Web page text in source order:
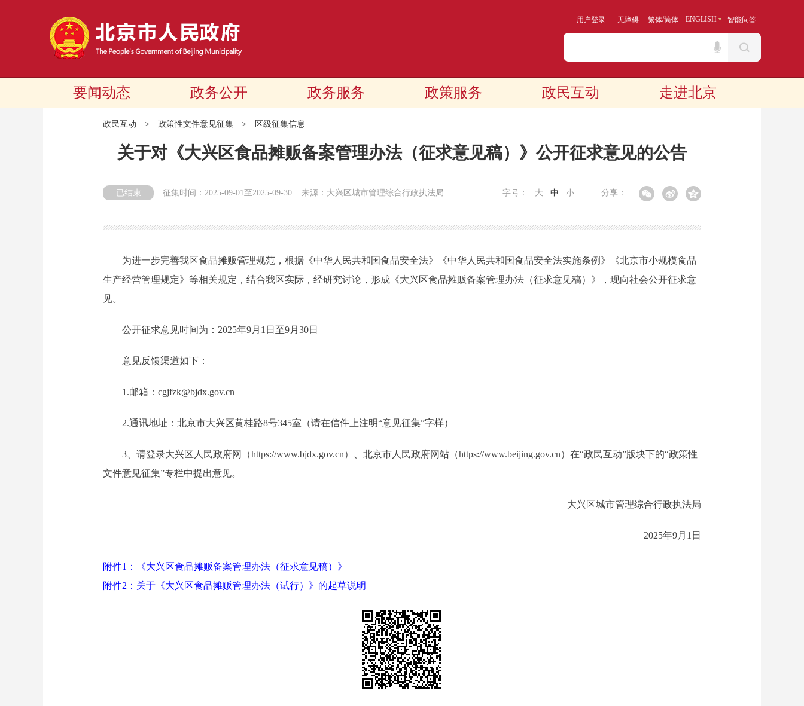
用户登录 无障碍 繁体/简体 ENGLISH 智能问答
要闻动态 政务公开 政务服务 政策服务 政民互动 走进北京
政民互动 > 政策性文件意见征集 > 区级征集信息
关于对《大兴区食品摊贩备案管理办法（征求意见稿）》公开征求意见的公告
已结束 征集时间： 2025-09-01至2025-09-30 来源：大兴区城市管理综合行政执法局 分享：
字号： 大 中 小
为进一步完善我区食品摊贩管理规范，根据《中华人民共和国食品安全法》《中华人民共和国食品安全法实施条例》《北京市小规模食品
生产经营管理规定》等相关规定，结合我区实际，经研究讨论，形成《大兴区食品摊贩备案管理办法（征求意见稿）》，现向社会公开征求意
见。
公开征求意见时间为：2025年9月1日至9月30日
意见反馈渠道如下：
1.邮箱：cgjfzk@bjdx.gov.cn
2.通讯地址：北京市大兴区黄桂路8号345室（请在信件上注明“意见征集”字样）
3、请登录大兴区人民政府网（https://www.bjdx.gov.cn）、北京市人民政府网站（https://www.beijing.gov.cn）在“政民互动”版块下的“政策性
文件意见征集”专栏中提出意见。
大兴区城市管理综合行政执法局
2025年9月1日
附件1：《大兴区食品摊贩备案管理办法（征求意见稿）》
附件2：关于《大兴区食品摊贩管理办法（试行）》的起草说明